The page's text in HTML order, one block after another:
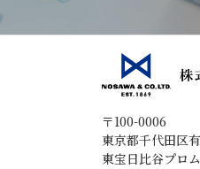
〒100-0006
東京都千代田区
東宝日比谷プロ